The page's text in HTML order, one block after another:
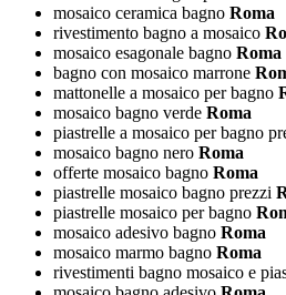
mosaico ceramica bagno Roma
rivestimento bagno a mosaico
mosaico esagonale bagno Roma
bagno con mosaico marrone
mattonelle a mosaico per bagno
mosaico bagno verde Roma
piastrelle a mosaico per bagno
mosaico bagno nero Roma
offerte mosaico bagno Roma
piastrelle mosaico bagno prezzi
piastrelle mosaico per bagno
mosaico adesivo bagno Roma
mosaico marmo bagno Roma
rivestimenti bagno mosaico e